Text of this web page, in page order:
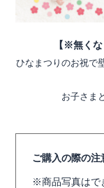
【※無く
ひなまつりのお祝で
お子さま
ご購入の際の注
商品写真はで